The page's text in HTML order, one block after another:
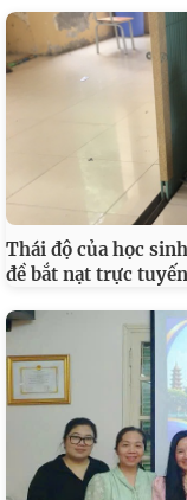
Thái độ của học
đề bắt nạt trực tuyến